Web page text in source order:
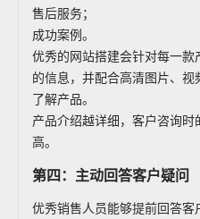
售后服务；
成功案例。
优秀的网站搭建会针对每一
的信息，并配合高清图片、
了解产品。
产品介绍越详细，客户咨询
高。
第四：主动回答客户疑问
优秀销售人员能够提前回答客